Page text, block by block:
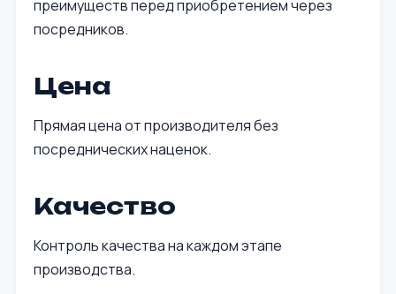
преимуществ перед приобретением через
посредников.
Цена
Прямая цена от производителя без
посреднических наценок.
Качество
Контроль качества на каждом этапе
производства.